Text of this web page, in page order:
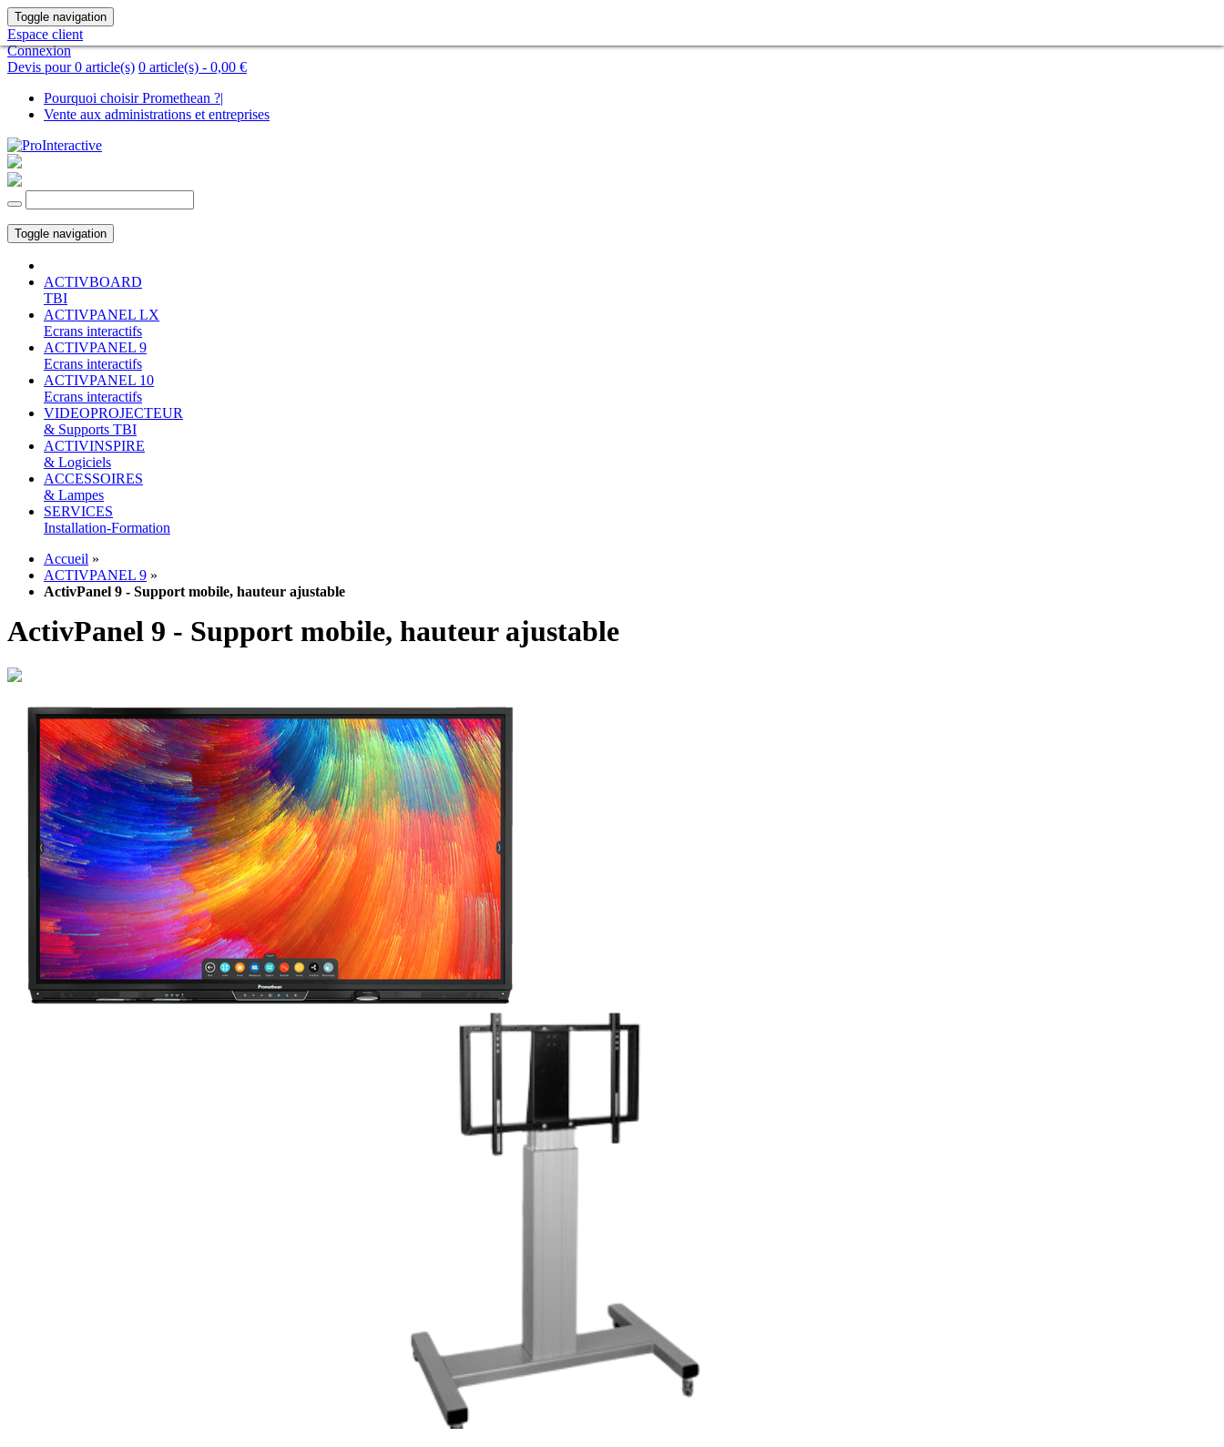
Toggle navigation
Espace client
Connexion
Devis pour 0 article(s) 0 article(s) - 0,00 €
Pourquoi choisir Promethean ?|
Vente aux administrations et entreprises
Toggle navigation
ACTIVBOARD
TBI
ACTIVPANEL LX
Ecrans interactifs
ACTIVPANEL 9
Ecrans interactifs
ACTIVPANEL 10
Ecrans interactifs
VIDEOPROJECTEUR
& Supports TBI
ACTIVINSPIRE
& Logiciels
ACCESSOIRES
& Lampes
SERVICES
Installation-Formation
Accueil »
ACTIVPANEL 9 »
ActivPanel 9 - Support mobile, hauteur ajustable
ActivPanel 9 - Support mobile, hauteur ajustable